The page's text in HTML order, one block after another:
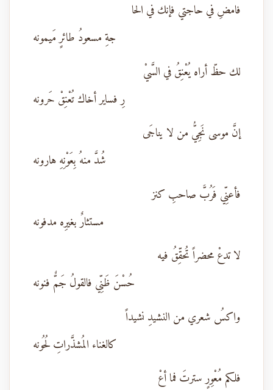
فامضِ في حاجتي فإنك في الحا
جةِ مسعودُ طائرٍ مَيمونه
لك حظّ أراه يُعْنِقُ في السَّيْ
رِ فساير أخاك تُعْنِقْ حَرونه
إنَّ موسى نَجِيُّ من لا يناجَى
شُدَّ منهُ بِعَوْنِهِ هارونه
فأعنِّي فَرُبَّ صاحبِ كنز
مستثارٌ بغيرِه مدفونه
لا تدعْ محضراً تُحقِّقُ فيه
حُسْنَ ظَنِّي فالقولُ جَمٌّ فنونه
واكسُ شعري من النشيدِ نشيداً
كالغناء المُشذَّراتِ لُحُونه
فلكم مُعْوِرٍ سترتَ فما أعْ